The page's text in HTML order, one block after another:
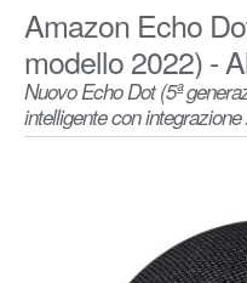
Amazon Echo
modello 2022) -
con Alexa -
Nuovo Echo Dot (5ª
intelligente con